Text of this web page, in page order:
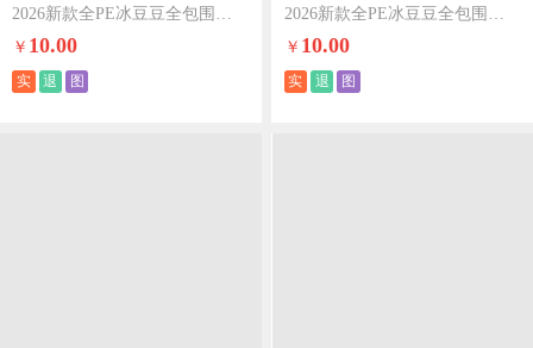
2026新款全PE冰豆豆全包围床笠款凉席箭纹蓝
￥ 10.00
实 退 图
2026新款全PE冰豆豆全包围床笠款凉席菱形泡粉
￥ 10.00
实 退 图